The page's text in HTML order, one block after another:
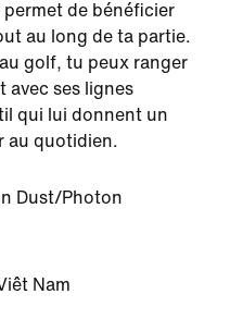
de bénéficier
au long de ta partie.
golf, tu peux ranger
avec ses lignes
qui lui donnent un
au quotidien.
Dust/Photon
Nam